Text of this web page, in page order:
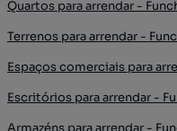
Quartos para arrendar -
Terrenos para arrendar -
Espaços comerciais para
Escritórios para arrendar -
Armazéns para arrendar -